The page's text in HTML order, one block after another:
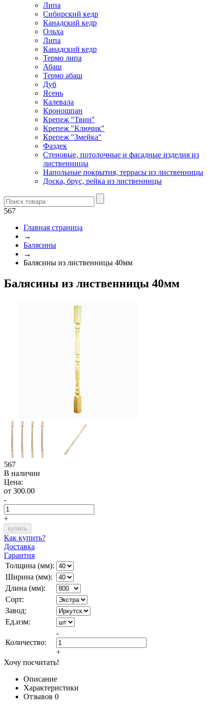
Липа
Сибирский кедр
Канадский кедр
Ольха
Липа
Канадский кедр
Термо липа
Абаш
Термо абаш
Дуб
Ясень
Калевала
Кроношпан
Крепеж "Твин"
Крепеж "Ключик"
Крепеж "Змейка"
Фаздек
Стеновые, потолочные и фасадные изделия из
лиственницы
Напольные покрытия, террасы из лиственницы
Доска, брус, рейка из лиственницы
567
Главная страница
→
Балясины
→
Балясины из лиственницы 40мм
Балясины из лиственницы 40мм
567
В наличии
Цена:
от 300.00
-
+
Как купить?
Доставка
Гарантия
Толщина (мм):
Ширина (мм):
Длина (мм):
Сорт:
Завод:
Ед.изм:
Количество:
-
+
Хочу посчитать!
Описание
Характеристики
Отзывов 0